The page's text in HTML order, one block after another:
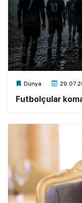
Dünya
Xalq.Online
Futbolçular